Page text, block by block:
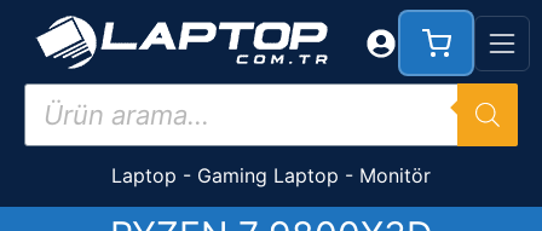
İçeriğe
Products
search
Laptop - Gaming Laptop - Monitör